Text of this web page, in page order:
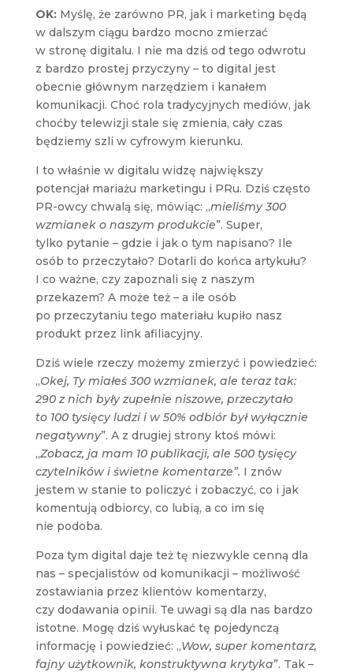
OK:Myślę, że zarówno PR, jak i marketing będą
w dalszym ciągu bardzo mocno zmierzać
w stronę digitalu. I nie ma dziś od tego odwrotu
z bardzo prostej przyczyny – to digital jest
obecnie głównym narzędziem i kanałem
komunikacji. Choć rola tradycyjnych mediów, jak
choćby telewizji stale się zmienia, cały czas
będziemy szli w cyfrowym kierunku.
I to właśnie w digitalu widzę największy
potencjał mariażu marketingu i PRu. Dziś często
PR-owcy chwalą się, mówiąc: „mieliśmy 300
wzmianek o naszym produkcie”. Super,
tylko pytanie – gdzie i jak o tym napisano? Ile
osób to przeczytało? Dotarli do końca artykułu?
I co ważne, czy zapoznali się z naszym
przekazem? A może też – a ile osób
po przeczytaniu tego materiału kupiło nasz
produkt przez link afiliacyjny.
Dziś wiele rzeczy możemy zmierzyć i powiedzieć:
„Okej, Ty miałeś 300 wzmianek, ale teraz tak:
290 z nich były zupełnie niszowe, przeczytało
to 100 tysięcy ludzi i w 50% odbiór był wyłącznie
negatywny”. A z drugiej strony ktoś mówi:
„Zobacz, ja mam 10 publikacji, ale 500 tysięcy
czytelników i świetne komentarze”. I znów
jestem w stanie to policzyć i zobaczyć, co i jak
komentują odbiorcy, co lubią, a co im się
nie podoba.
Poza tym digital daje też tę niezwykle cenną dla
nas – specjalistów od komunikacji – możliwość
zostawiania przez klientów komentarzy,
czy dodawania opinii. Te uwagi są dla nas bardzo
istotne. Mogę dziś wyłuskać tę pojedynczą
informację i powiedzieć: „Wow, super komentarz,
fajny użytkownik, konstruktywna krytyka”. Tak –